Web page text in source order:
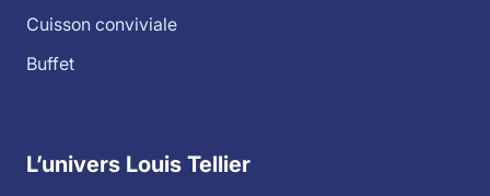
Cuisson conviviale
Buffet
L’univers Louis Tellier